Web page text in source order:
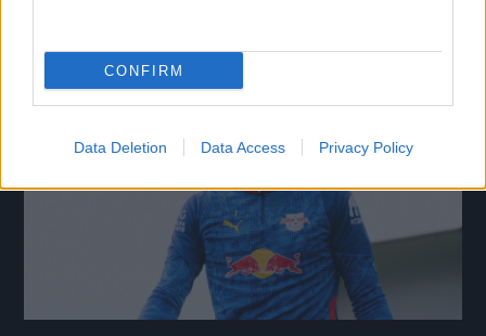
CONFIRM
Data Deletion Data Access Privacy Policy
Hírek